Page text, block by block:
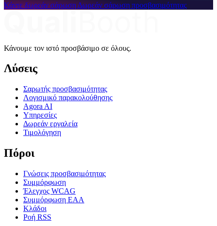
Κάντε δωρεάν σάρωση Δωρεάν σάρωση προσβασιμότητας
Κάνουμε τον ιστό προσβάσιμο σε όλους.
Λύσεις
Σαρωτής προσβασιμότητας
Λογισμικό παρακολούθησης
Agora AI
Υπηρεσίες
Δωρεάν εργαλεία
Τιμολόγηση
Πόροι
Γνώσεις προσβασιμότητας
Συμμόρφωση
Έλεγχος WCAG
Συμμόρφωση EAA
Κλάδοι
Ροή RSS